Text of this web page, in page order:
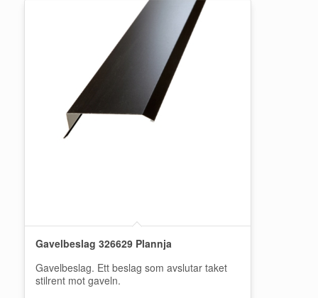
Gavelbeslag 326629 Plannja
Gavelbeslag. Ett beslag som avslutar taket
stilrent mot gaveln.